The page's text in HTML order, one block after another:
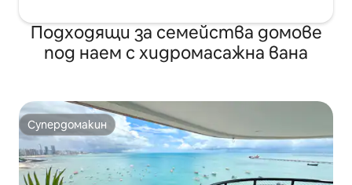
Подходящи за семейства домове
под наем с хидромасажна вана
Супердомакин
Супердомакин